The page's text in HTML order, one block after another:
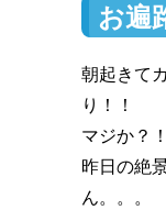
お遍
朝起きて
り！！
マジか️？！
昨日の絶
ん。。。